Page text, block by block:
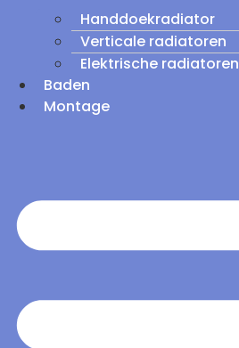
Handdoekradiator
Verticale radiatoren
Elektrische radiatoren
Baden
Montage